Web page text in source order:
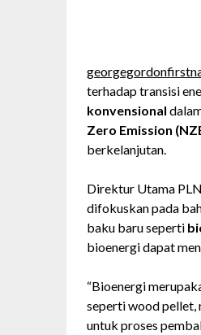
terhadap transisi
konvensional
Zero Emission
berkelanjutan.
Direktur Utama PLN
difokuskan pada
baku baru seperti
bioenergi dapat
“Bioenergi
seperti wood pellet,
untuk proses